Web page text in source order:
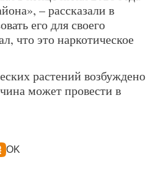
– рассказали в
его для своего
что это наркотическое
растений возбуждено
может провести в
OK